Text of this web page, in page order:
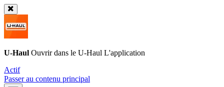
U-Haul Ouvrir dans le U-Haul L'application
Actif
Passer au contenu principal